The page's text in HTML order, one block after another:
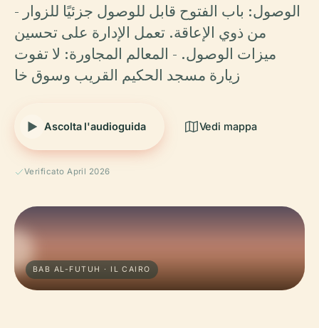
- الوصول: باب الفتوح قابل للوصول جزئيًا للزوار
من ذوي الإعاقة. تعمل الإدارة على تحسين
ميزات الوصول. - المعالم المجاورة: لا تفوت
زيارة مسجد الحكيم القريب وسوق خا
Ascolta l'audioguida Vedi mappa
Verificato April 2026
BAB AL-FUTUH · IL CAIRO